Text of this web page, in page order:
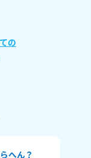
の
へん？